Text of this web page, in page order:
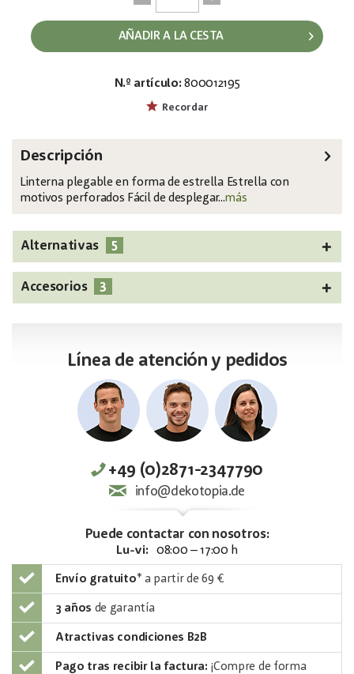
AÑADIR A LA CESTA
N.º artículo: 800012195
Recordar
Descripción
Linterna plegable en forma de estrella Estrella con
motivos perforados Fácil de desplegar...más
Alternativas 5
Accesorios 3
Línea de atención y pedidos
+49 (0)2871-2347790
info@dekotopia.de
Puede contactar con nosotros:
Lu-vi: 08:00 – 17:00 h
Envío gratuito* a partir de 69 €
3 años de garantía
Atractivas condiciones B2B
Pago tras recibir la factura: ¡Compre de forma